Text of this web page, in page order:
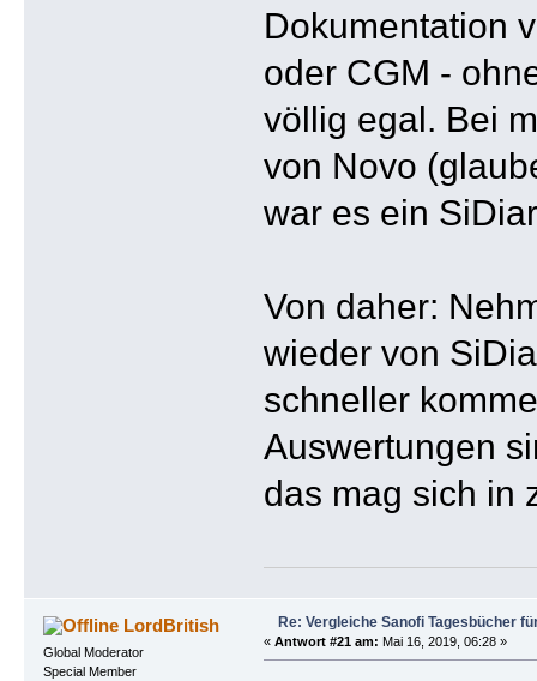
Dokumentation
oder CGM -
völlig egal. Bei
von Novo
war es ein
Von daher:
wieder von
schneller
Auswertungen
das mag sich in
LordBritish
Global Moderator
Special Member
Re: Vergleiche Sanofi Tagesbücher
« Antwort #21 am: Mai 16, 2019, 06:28 »